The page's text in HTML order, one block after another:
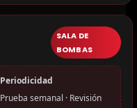
SALA DE
BOMBAS
Periodicidad
Prueba semanal · Revisión